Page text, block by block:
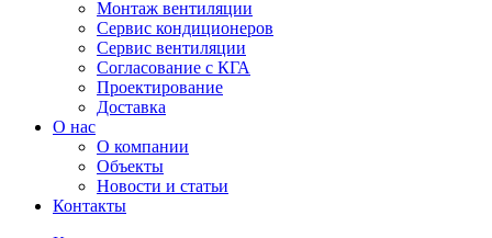
Монтаж вентиляции
Сервис кондиционеров
Сервис вентиляции
Согласование с КГА
Проектирование
Доставка
О нас
О компании
Объекты
Новости и статьи
Контакты